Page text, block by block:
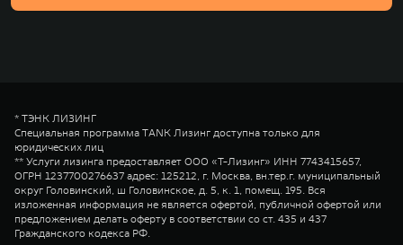
* ТЭНК ЛИЗИНГ
Специальная программа TANK Лизинг доступна только для
юридических лиц
** Услуги лизинга предоставляет ООО «Т-Лизинг» ИНН 7743415657,
ОГРН 1237700276637 адрес: 125212, г. Москва, вн.тер.г. муниципальный
округ Головинский, ш Головинское, д. 5, к. 1, помещ. 195. Вся
изложенная информация не является офертой, публичной офертой или
предложением делать оферту в соответствии со ст. 435 и 437
Гражданского кодекса РФ.